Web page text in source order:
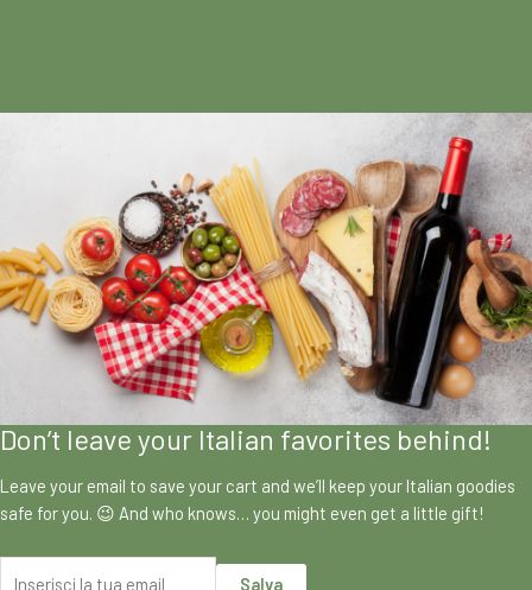
Don’t leave your Italian favorites behind!
Leave your email to save your cart and we’ll keep your Italian goodies
safe for you. 😉 And who knows… you might even get a little gift!
Salva